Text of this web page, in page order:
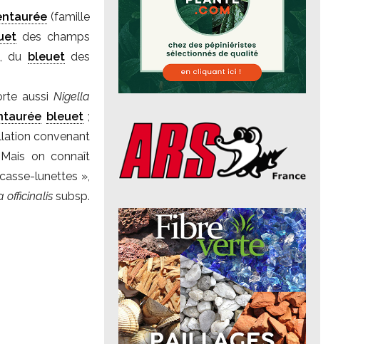
(famille
des champs
du bleuetdes
aussiNigella
bleuet;
convenant
on connaît
lunettes »,
officinalis subsp.